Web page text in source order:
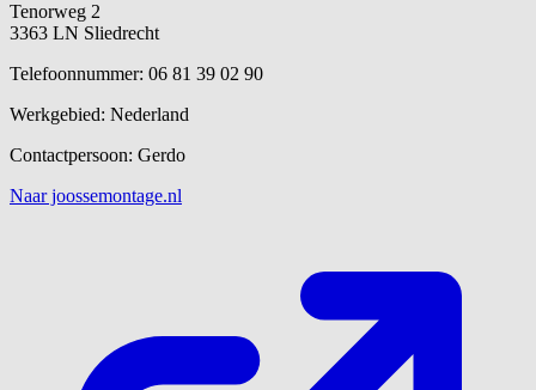
Tenorweg 2
3363 LN Sliedrecht
Telefoonnummer: 06 81 39 02 90
Werkgebied: Nederland
Contactpersoon: Gerdo
Naar joossemontage.nl